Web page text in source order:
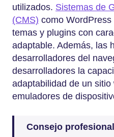
utilizados. Sistemas de
(CMS) como
temas y plugins con
adaptable. Además, las
desarrolladores del
desarrolladores la
adaptabilidad de un sitio
emuladores de
Consejo